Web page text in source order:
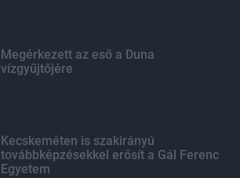
Megérkezett az eső a Duna
vízgyűjtőjére
Kecskeméten is szakirányú
továbbképzésekkel erősít a Gál Ferenc
Egyetem